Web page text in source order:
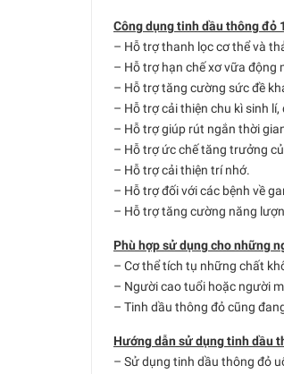
Công dụng tinh dầu thông đỏ
– Hỗ trợ thanh lọc cơ thể và
– Hỗ trợ hạn chế xơ vữa động
– Hỗ trợ tăng cường sức đề
– Hỗ trợ cải thiện chu kì sinh
– Hỗ trợ giúp rút ngắn thời
– Hỗ trợ ức chế tăng trưởng
– Hỗ trợ cải thiện trí nhớ.
– Hỗ trợ đối với các bệnh về
– Hỗ trợ tăng cường năng
Phù hợp sử dụng cho những
– Cơ thể tích tụ những chất
– Người cao tuổi hoặc người
– Tinh dầu thông đỏ cũng
Hướng dẫn sử dụng tinh dầu
– Sử dụng tinh dầu thông đỏ